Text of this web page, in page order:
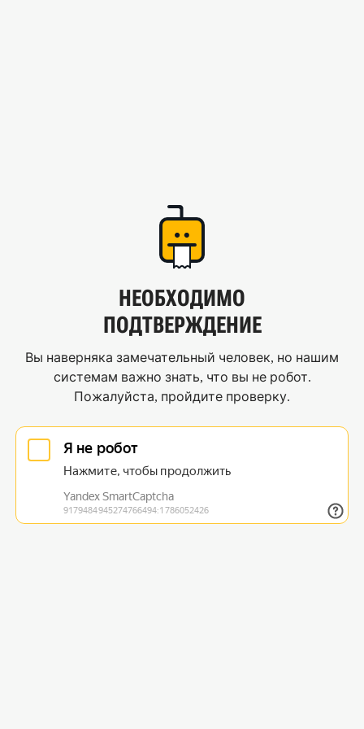
НЕОБХОДИМО
ПОДТВЕРЖДЕНИЕ
Вы наверняка замечательный человек, но нашим
системам важно знать, что вы не робот.
Пожалуйста, пройдите проверку.